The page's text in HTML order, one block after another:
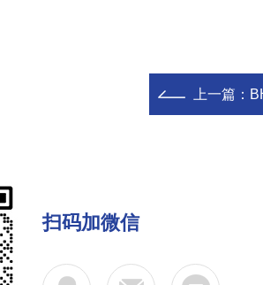
上一篇：
扫码加微信